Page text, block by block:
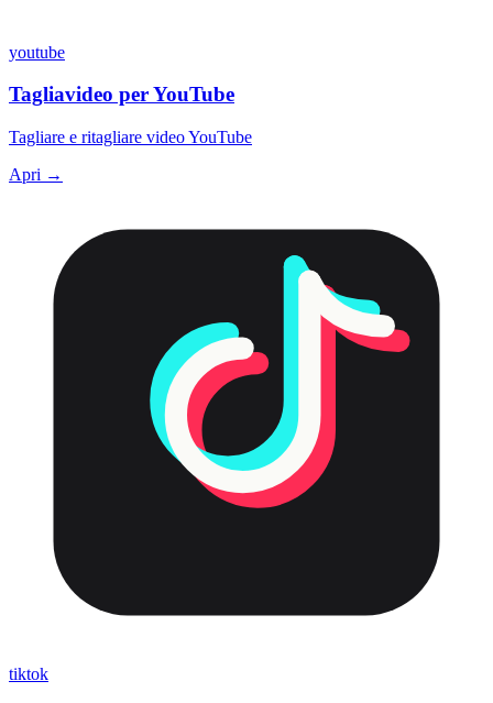
youtube
Tagliavideo per YouTube
Tagliare e ritagliare video YouTube
Apri →
tiktok